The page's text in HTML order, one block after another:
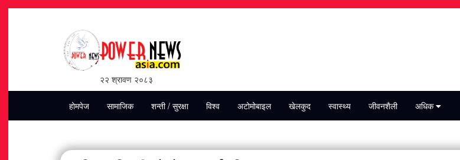
२२ श्रावण २०८३
होमपेज सामाजिक शन्ती / सुरक्षा विश्व अटोमोबाइल खेलकुद स्वास्थ्य जीवनशैली अधिक